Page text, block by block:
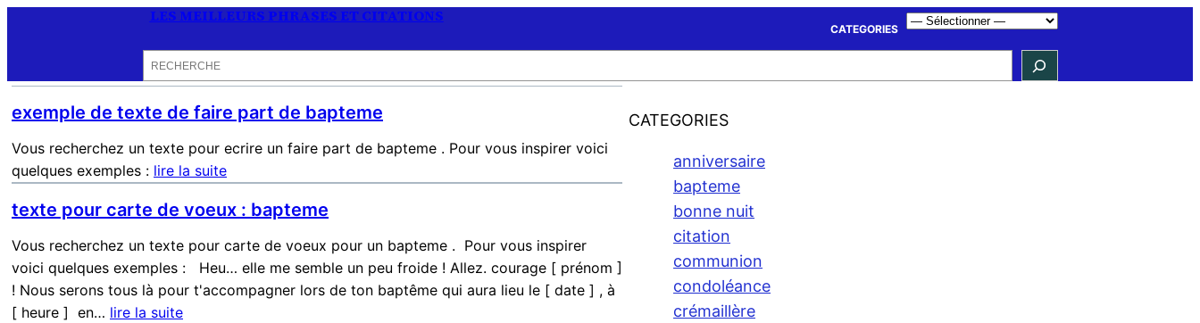
LES MEILLEURS PHRASES ET CITATIONS
CATEGORIES
exemple de texte de faire part de bapteme
Vous recherchez un texte pour ecrire un faire part de bapteme . Pour vous inspirer voici
quelques exemples : lire la suite
texte pour carte de voeux : bapteme
Vous recherchez un texte pour carte de voeux pour un bapteme . Pour vous inspirer
voici quelques exemples : Heu… elle me semble un peu froide ! Allez. courage [ prénom ]
! Nous serons tous là pour t'accompagner lors de ton baptême qui aura lieu le [ date ] , à
[ heure ] en… lire la suite
CATEGORIES
anniversaire
bapteme
bonne nuit
citation
communion
condoléance
crémaillère